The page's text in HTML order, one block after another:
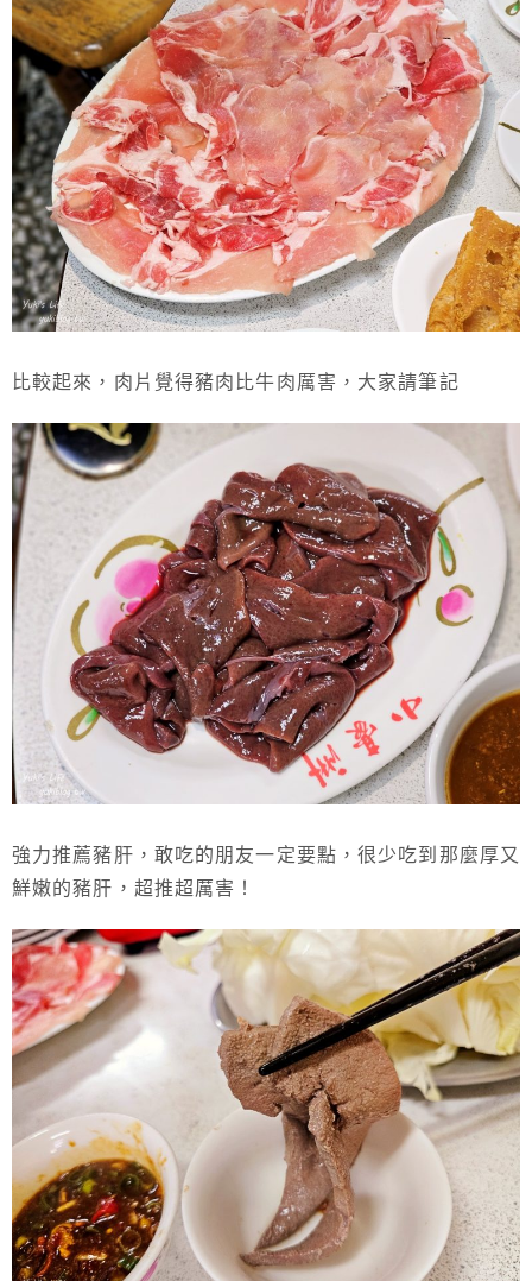
比較起來，肉片覺得豬肉比牛肉厲害，大家請筆記
強力推薦豬肝，敢吃的朋友一定要點，很少吃到那麼厚又
鮮嫩的豬肝，超推超厲害！